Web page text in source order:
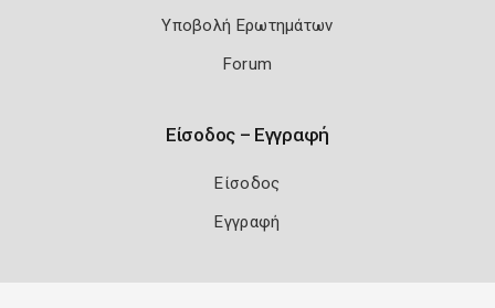
Υποβολή Ερωτημάτων
Forum
Είσοδος – Εγγραφή
Είσοδος
Εγγραφή